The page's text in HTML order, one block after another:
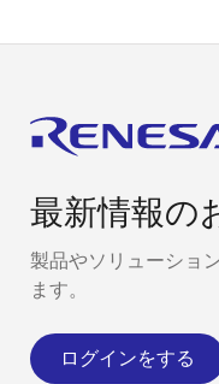
最新情報の
製品やソリューショ
ます。
ログインをする